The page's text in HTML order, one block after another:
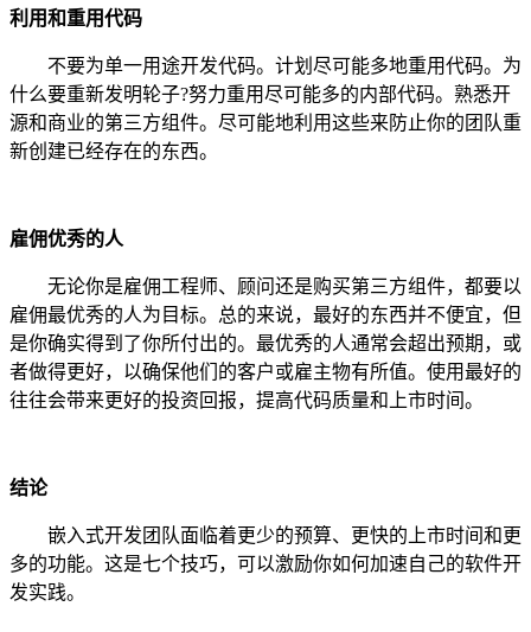
利用和重用代码
不要为单一用途开发代码。计划尽可能多地重用代码。为
什么要重新发明轮子?努力重用尽可能多的内部代码。熟悉开
源和商业的第三方组件。尽可能地利用这些来防止你的团队重
新创建已经存在的东西。
雇佣优秀的人
无论你是雇佣工程师、顾问还是购买第三方组件，都要以
雇佣最优秀的人为目标。总的来说，最好的东西并不便宜，但
是你确实得到了你所付出的。最优秀的人通常会超出预期，或
者做得更好，以确保他们的客户或雇主物有所值。使用最好的
往往会带来更好的投资回报，提高代码质量和上市时间。
结论
嵌入式开发团队面临着更少的预算、更快的上市时间和更
多的功能。这是七个技巧，可以激励你如何加速自己的软件开
发实践。